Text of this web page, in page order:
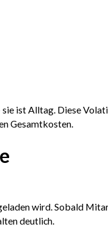
ist Alltag. Diese
Gesamtkosten.
wird. Sobald
deutlich.